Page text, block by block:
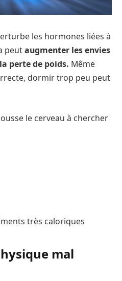
les hormones liées à
peutaugmenter les envies
perte de poids. Même
dormir trop peu peut
le cerveau à chercher
très caloriques
mal